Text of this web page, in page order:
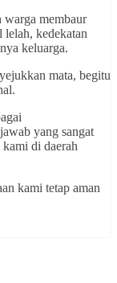
warga membaur
lelah, kedekatan
keluarga.
mata, begitu
yang sangat
di daerah
kami tetap aman